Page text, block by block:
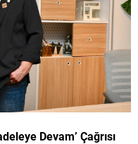
Devam’ Çağrısı